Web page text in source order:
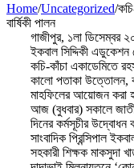
Home/Uncategorized/
বার্ষিকী পালন
গাজীপুর, ১লা ডিসেম্বর
ইকবাল সিদ্দিকী এডুকেশন
কচি-কাঁচা একাডেমিতে
কালাে পতাকা উত্তোলন,
মাহফিলের আয়ােজন করা
আজ (বুধবার) সকালে
দিনের কর্মসূচীর উদ্বোধন
সাংবাদিক প্রিন্সিপাল
সহকারী শিক্ষক মাকসুদা